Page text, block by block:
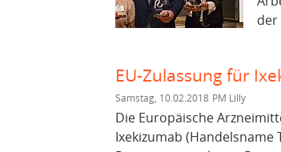
der
EU-Zulassung für
Samstag, 10.02.2018 PM Lilly
Die Europäische
Ixekizumab